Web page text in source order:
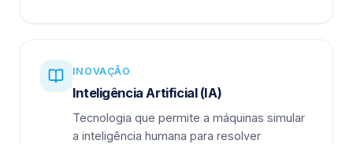
INOVAÇÃO
Inteligência Artificial (IA)
Tecnologia que permite a máquinas simular
a inteligência humana para resolver